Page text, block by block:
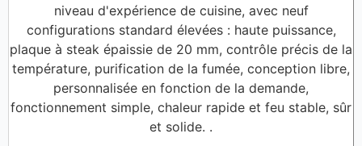
niveau d'expérience de cuisine, avec neuf
configurations standard élevées : haute puissance,
plaque à steak épaissie de 20 mm, contrôle précis de la
température, purification de la fumée, conception libre,
personnalisée en fonction de la demande,
fonctionnement simple, chaleur rapide et feu stable, sûr
et solide. .